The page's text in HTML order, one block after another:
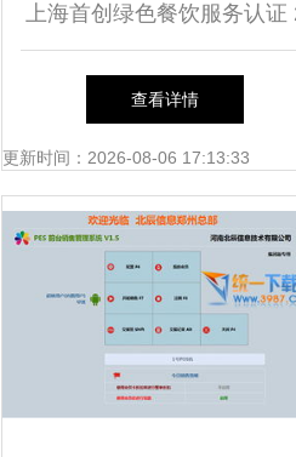
上海首创绿色餐饮服务认证
家本土中餐店获证
查看详情
更新时间：2026-08-06 17:13:33